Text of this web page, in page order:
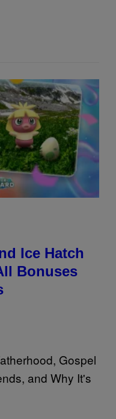
Ice Hatch
Bonuses